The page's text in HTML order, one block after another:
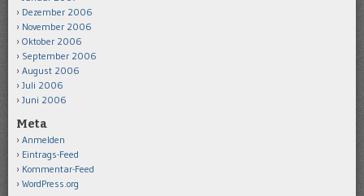
Dezember 2006
November 2006
Oktober 2006
September 2006
August 2006
Juli 2006
Juni 2006
Meta
Anmelden
Eintrags-Feed
Kommentar-Feed
WordPress.org